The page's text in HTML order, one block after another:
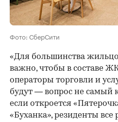
Фото: СберСити
«Для большинства
важно, чтобы в составе
операторы торговли и
будут — вопрос не самый
если откроется
«Буханка», резиденты все